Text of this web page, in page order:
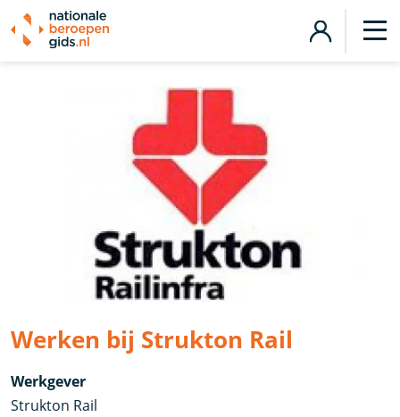
Werken bij Strukton Rail
Werkgever
Strukton Rail